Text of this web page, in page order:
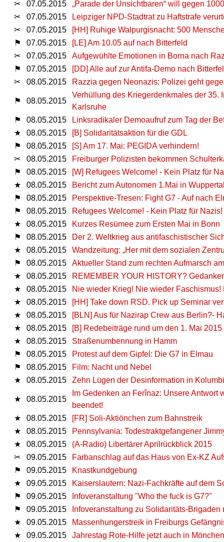
✂
07.05.2015
„Parade der Unsichtbaren“ will gegen
✂
07.05.2015
Leipziger NPD-Stadtrat zu Haftstrafe
✂
07.05.2015
[HH] Ruhige Walpurgisnacht: 500
⚑
07.05.2015
[LE] Am 10.05 auf nach Bitterfeld
✂
07.05.2015
Aufgewühlte Emotionen in Borna nach
⚑
07.05.2015
[DD] Alle auf zur Antifa-Demo nach
✂
08.05.2015 Razzia gegen Neonazis: Polizei geht
⚑ 08.05.2015
Verhüllung des Kriegerdenkmales der
Karlsruhe
⚑
08.05.2015
Linksradikaler Demoaufruf zum Tag der
★
08.05.2015
[B] Solidaritätsaktion für die GDL
⚑
08.05.2015
[S] Am 17. Mai: PEGIDA verhindern!
✂
08.05.2015
Freiburger Polizisten bekommen
⚑
08.05.2015
[W] Refugees Welcome! - Kein Platz für
★
08.05.2015
Bericht zum Autonomen 1.Mai in
⚑
08.05.2015
Perspektive-Tresen: Fight G7 - Auf nach
⚑
08.05.2015
Refugees Welcome! - Kein Platz für
★
08.05.2015
Kurzes Resümee zum Ersten Mai in Bonn
⚑
08.05.2015
Der 2. Weltkrieg aus antifaschistischer
★
08.05.2015
Wandzeitung: „Her mit dem sozialen
⚑
08.05.2015
Aktueller Stand zum rechten Aufmarsch
★
08.05.2015
REMEMBER YOUR HISTORY?
★
08.05.2015
Nie wieder Krieg! Nie wieder
★
08.05.2015
[HH] Take down RSD. Pick up Seminar
★
08.05.2015
[BLN] Aus für Nazirap Crew aus Berlin?-
★
08.05.2015
[B] Redebeiträge rund um den 1. Mai 2015
★
08.05.2015
Straßenumbennung in Hamm
⚑
08.05.2015
Protest auf dem Gipfel: Die G7 in Elmau
⚑
08.05.2015
Film: Nacht und Nebel
★
08.05.2015 Zehn Lügen der Desinformation in
★ 08.05.2015
Im Gedenken an Ferînaz: Unsere
beendet!
★
08.05.2015
[FR] Soli-Aktiönchen zum Bahnstreik
★
08.05.2015
Pennsylvania: Todestraktgefangener
★
08.05.2015
(A-Radio) Libertärer Aprilrückblick 2015
✂
09.05.2015
Farbanschlag auf das Haus von Ex-KZ
⚑
09.05.2015
Knastkundgebung
★
09.05.2015
Kaiserslautern: Nazi-Fachkräfte auf dem
⚑
09.05.2015
Infoveranstaltung "Who the fuck is G7?"
⚑
09.05.2015
Infoveranstaltung zu Solidaritäts-Brigaden
★
09.05.2015
Massenhungerstreik in Freiburgs
★
09.05.2015
Jahrestag Rote-Hilfe jetzt auch in